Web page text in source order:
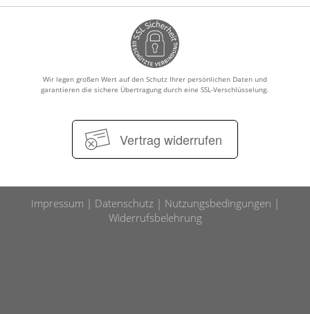
Wir legen großen Wert auf den Schutz Ihrer persönlichen Daten und
garantieren die sichere Übertragung durch eine SSL-Verschlüsselung.
Vertrag widerrufen
Impressum Datenschutz
Nutzungsbedingungen
Widerrufsbelehrung